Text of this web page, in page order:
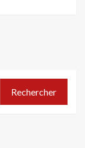
Rechercher